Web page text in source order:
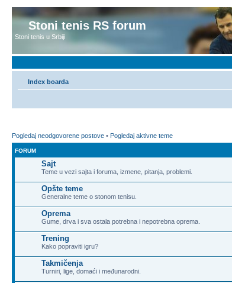
Stoni tenis RS forum
Stoni tenis u Srbiji
Index boarda
Pogledaj neodgovorene postove • Pogledaj aktivne teme
FORUM
Sajt
Teme u vezi sajta i foruma, izmene, pitanja, problemi.
Opšte teme
Generalne teme o stonom tenisu.
Oprema
Gume, drva i sva ostala potrebna i nepotrebna oprema.
Trening
Kako popraviti igru?
Takmičenja
Turniri, lige, domaći i međunarodni.